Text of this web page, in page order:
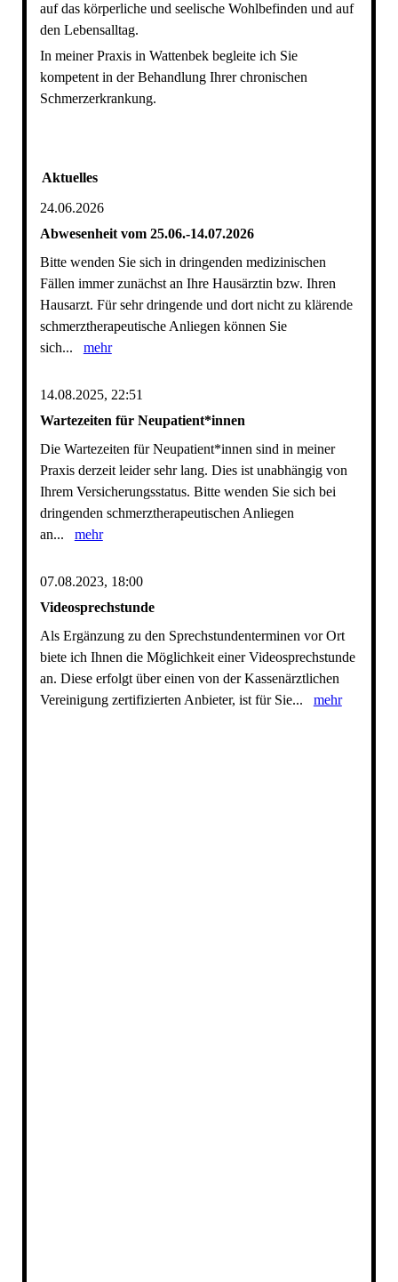
auf das körperliche und seelische Wohlbefinden und auf
den Lebensalltag.
In meiner Praxis in Wattenbek begleite ich Sie
kompetent in der Behandlung Ihrer chronischen
Schmerzerkrankung.
Aktuelles
24.06.2026
Abwesenheit vom 25.06.-14.07.2026
Bitte wenden Sie sich in dringenden medizinischen
Fällen immer zunächst an Ihre Hausärztin bzw. Ihren
Hausarzt. Für sehr dringende und dort nicht zu klärende
schmerztherapeutische Anliegen können Sie
sich... mehr
14.08.2025, 22:51
Wartezeiten für Neupatient*innen
Die Wartezeiten für Neupatient*innen sind in meiner
Praxis derzeit leider sehr lang. Dies ist unabhängig von
Ihrem Versicherungsstatus. Bitte wenden Sie sich bei
dringenden schmerztherapeutischen Anliegen
an... mehr
07.08.2023, 18:00
Videosprechstunde
Als Ergänzung zu den Sprechstundenterminen vor Ort
biete ich Ihnen die Möglichkeit einer Videosprechstunde
an. Diese erfolgt über einen von der Kassenärztlichen
Vereinigung zertifizierten Anbieter, ist für Sie... mehr